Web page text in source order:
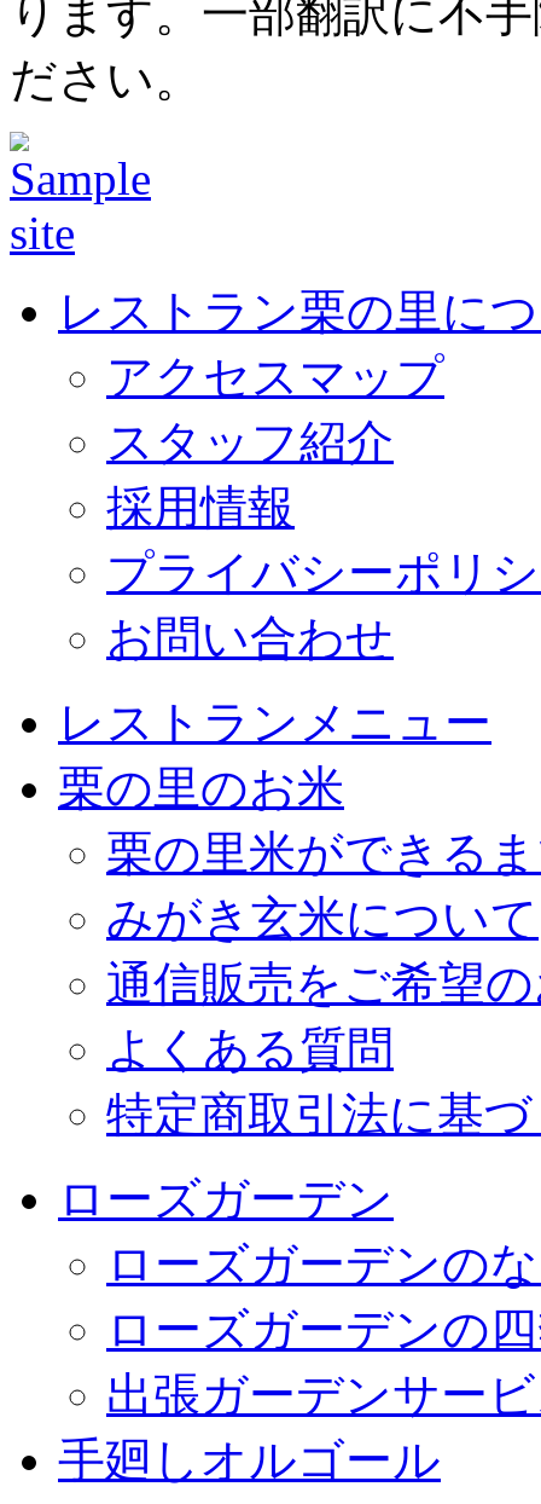
ります。一部翻訳に不
ださい。
レストラン栗の里に
アクセスマップ
スタッフ紹介
採用情報
プライバシーポリ
お問い合わせ
レストランメニュー
栗の里のお米
栗の里米ができる
みがき玄米について
通信販売をご希望
よくある質問
特定商取引法に基
ローズガーデン
ローズガーデンの
ローズガーデンの
出張ガーデンサー
手廻しオルゴール